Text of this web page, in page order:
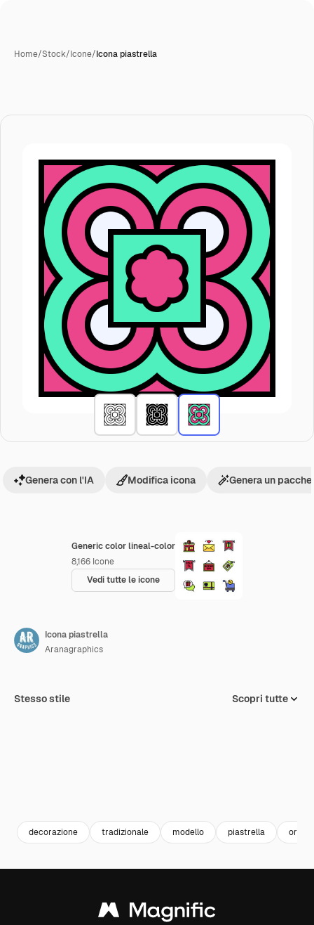
Home/Stock/Icone/Icona piastrella
Generic color lineal-color
8,166 Icone
Vedi tutte le icone
Genera con l'IA Modifica icona Genera un
Icona piastrella
Aranagraphics
Stesso stile Scopri tutte
decorazione tradizionale modello piastrella